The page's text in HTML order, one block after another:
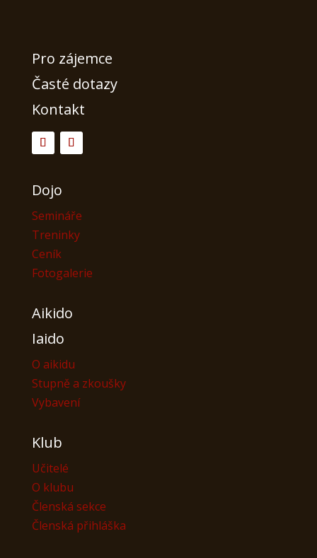
Pro zájemce
Časté dotazy
Kontakt
Dojo
Semináře
Treninky
Ceník
Fotogalerie
Aikido
Iaido
O aikidu
Stupně a zkoušky
Vybavení
Klub
Učitelé
O klubu
Členská sekce
Členská přihláška